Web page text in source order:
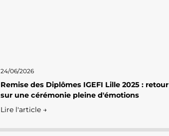
24/06/2026
Remise des Diplômes IGEFI Lille 2025 : retour
sur une cérémonie pleine d'émotions
Lire l'article →